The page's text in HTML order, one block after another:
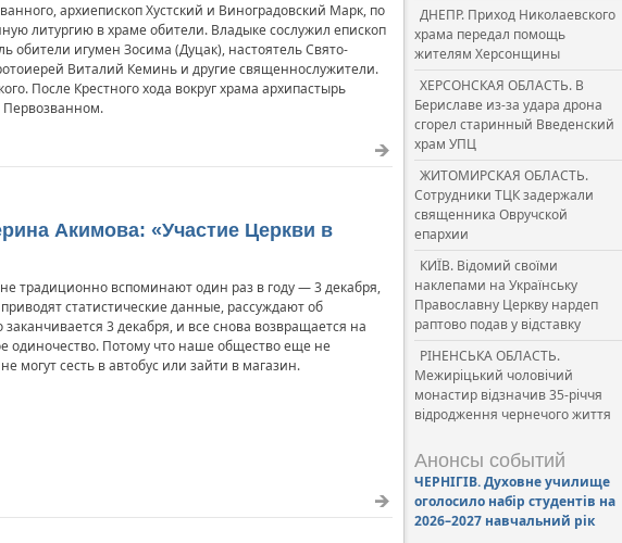
архиепископ Хустский и Виноградовский Марк, по
литургию в храме обители. Владыке сослужил епископ
обители игумен Зосима (Дуцак), настоятель Свято-
Виталий Кеминь и другие священнослужители.
После Крестного хода вокруг храма архипастырь
Первозванном.
Акимова: «Участие Церкви в
традиционно вспоминают один раз в году — 3 декабря,
статистические данные, рассуждают об
3 декабря, и все снова возвращается на
одиночество. Потому что наше общество еще не
могут сесть в автобус или зайти в магазин.
ДНЕПР. Приход Николаевского
храма передал помощь
жителям Херсонщины
ХЕРСОНСКАЯ ОБЛАСТЬ. В
Бериславе из-за удара дрона
сгорел старинный Введенский
храм УПЦ
ЖИТОМИРСКАЯ ОБЛАСТЬ.
Сотрудники ТЦК задержали
священника Овручской
епархии
КИЇВ. Відомий своїми
наклепами на Українську
Православну Церкву нардеп
раптово подав у відставку
РІНЕНСЬКА ОБЛАСТЬ.
Межиріцький чоловічий
монастир відзначив 35-річчя
відродження чернечого життя
Анонсы событий
ЧЕРНІГІВ. Духовне училище
оголосило набір студентів на
2026–2027 навчальний рік